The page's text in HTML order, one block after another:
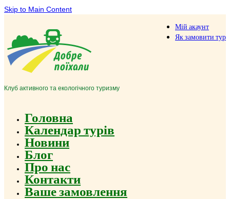
Skip to Main Content
Мій акаунт
Як замовити тур
Клуб активного та екологічного туризму
Головна
Календар турів
Новини
Блог
Про нас
Контакти
Ваше замовлення